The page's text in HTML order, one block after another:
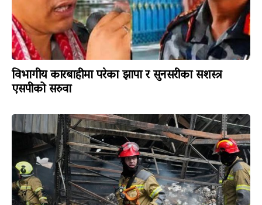
विभागीय कारबाहीमा परेका झापा र सुनसरीका सशस्त्र
एसपीको सरुवा